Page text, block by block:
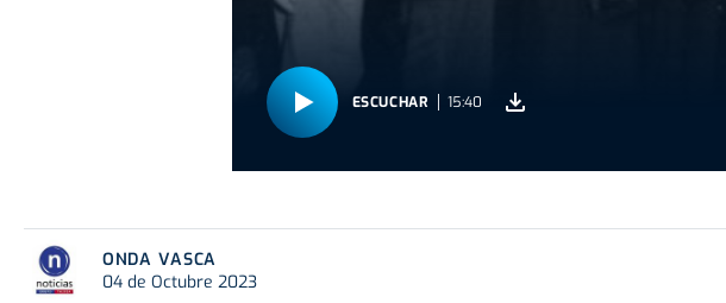
ESCUCHAR 15:40
ONDA VASCA
04 de Octubre 2023